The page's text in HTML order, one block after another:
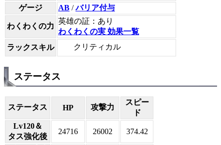
ゲージ AB /バリア付与
わくわくの力
英雄の証：あり
わくわくの実 効果一覧
ラックスキル
クリティカル
ステータス
ステータス HP 攻撃力
スピー
ド
Lv120＆
タス強化後
24716 26002 374.42